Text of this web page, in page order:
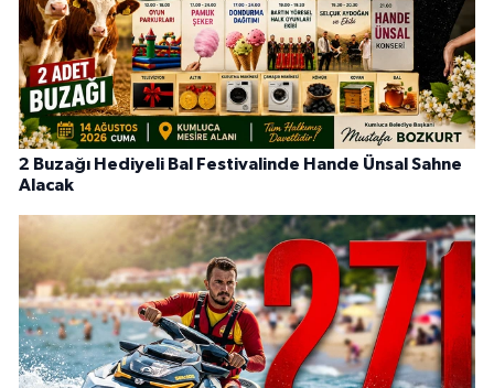
2 Buzağı Hediyeli Bal Festivalinde Hande Ünsal Sahne
Alacak